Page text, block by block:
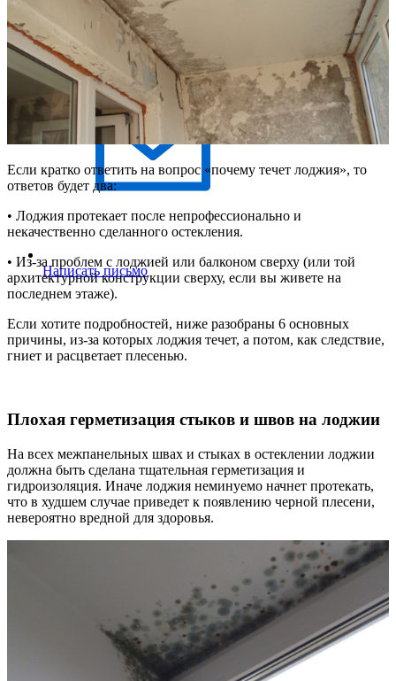
Написать в Макс
Написать письмо
Если кратко ответить на вопрос «почему течет лоджия», то
ответов будет два:
• Лоджия протекает после непрофессионально и
некачественно сделанного остекления.
• Из-за проблем с лоджией или балконом сверху (или той
архитектурной конструкции сверху, если вы живете на
последнем этаже).
Если хотите подробностей, ниже разобраны 6 основных
причины, из-за которых лоджия течет, а потом, как следствие,
гниет и расцветает плесенью.
Плохая герметизация стыков и швов на лоджии
На всех межпанельных швах и стыках в остеклении лоджии
должна быть сделана тщательная герметизация и
гидроизоляция. Иначе лоджия неминуемо начнет протекать,
что в худшем случае приведет к появлению черной плесени,
невероятно вредной для здоровья.